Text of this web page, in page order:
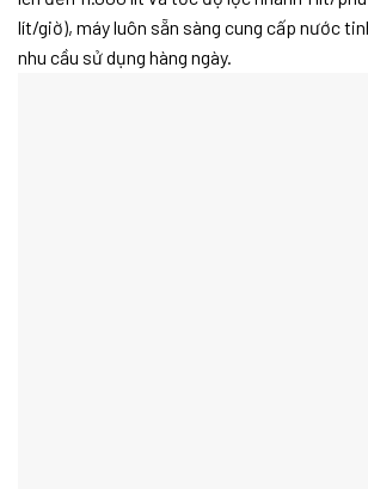
lít/giờ), máy luôn sẵn sàng cung cấp nước
nhu cầu sử dụng hàng ngày.